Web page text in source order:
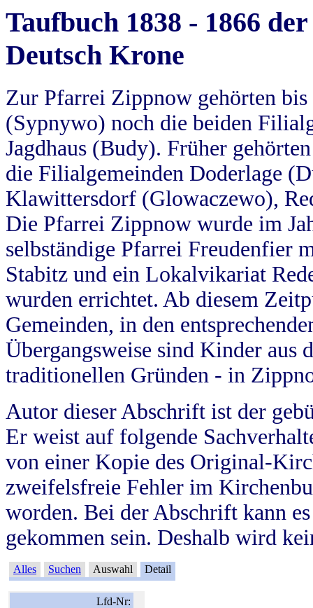
Taufbuch 1838 - 1866
Deutsch Krone
Zur Pfarrei Zippnow gehörten
(Sypnywo) noch die beiden
Jagdhaus (Budy). Früher
die Filialgemeinden Doderlage
Klawittersdorf (Glowaczewo),
Die Pfarrei Zippnow wurde im
selbständige Pfarrei Freudenfier
Stabitz und ein Lokalvikariat
wurden errichtet. Ab diesem
Gemeinden, in den
Übergangsweise sind Kinder aus
traditionellen Gründen - in
Autor dieser Abschrift ist der
Er weist auf folgende
von einer Kopie des Original-
zweifelsfreie Fehler im
worden. Bei der Abschrift kann
gekommen sein. Deshalb wird
Alles Suchen Auswahl Detail
Lfd-Nr: